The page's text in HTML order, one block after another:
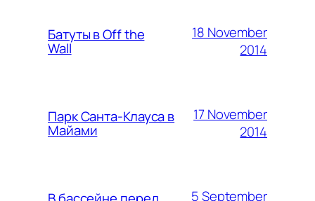
Батуты в Off the
Wall
18 November
2014
Парк Санта-Клауса в
Майами
17 November
2014
5 September